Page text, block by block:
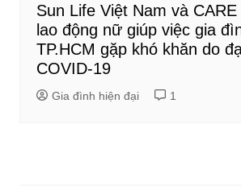
Sun Life Việt Nam và
lao động nữ giúp việc gia
TP.HCM gặp khó khăn do
COVID-19
Gia đình hiện đại 1